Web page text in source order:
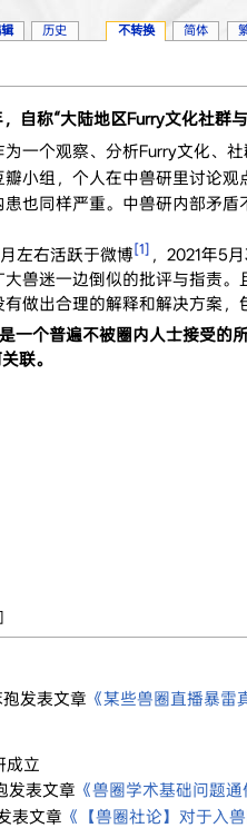
自称“大陆地区Furry文化社群
一个观察、分析Furry文化、
小组，个人在中兽研里讨论观
患也同样严重。中兽研内部矛
左右活跃于微博[1] ，2021年5
兽迷一边倒似的批评与指责
做出合理的解释和解决方案，
一个普遍不被圈内人士接受的
联。
]
发表文章 《某些兽圈直播暴雷
成立
发表文章 《兽圈学术基础问题通
表文章 《【兽圈社论】对于入
历史 不转换 简体